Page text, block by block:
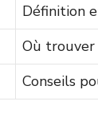
Définition
Où trouver
Conseils